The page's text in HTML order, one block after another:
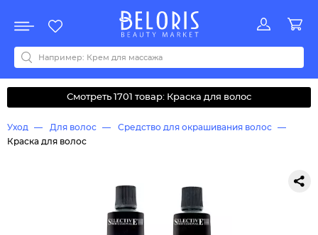
Акции
Все бренды
0-9ABCDEFGHIJKLMNOPQRSTUVWYZАБВДЗИМОКЛНПРСТУФ
Смотреть 1701 товар: Краска для волос
Уход Для волос
Средство для окрашивания волос
Краска для волос